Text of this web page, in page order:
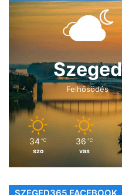
Szeged
Felhősödés
34 ℃
szo
36 ℃
vas